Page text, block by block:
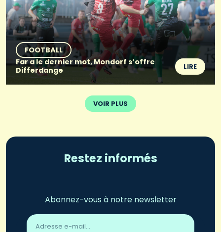
FOOTBALL
Far a le dernier mot, Mondorf s’offre
Differdange
LIRE
VOIR PLUS
Restez informés
Abonnez-vous à notre newsletter
Adresse
email